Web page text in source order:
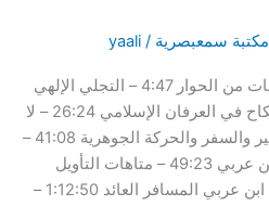
مكتبة سمعبصرية /
yaali
قناة حيرة Hira 0:00 – مقتطفات من الحوار 4:47 – التجلي الإلهي
في المرأة 13:34 -الزواج والنكاح في العرفان الإسلامي 26:24 – لا
تكرار في التجلي 31:56 – السير والسفر والحركة الجوهرية 41:08 –
رمزية الأعداد والحروف عند ابن عربي 49:23 – متاهات التأويل